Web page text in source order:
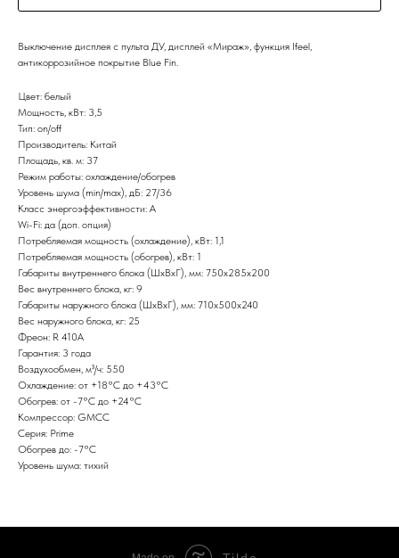
Выключение дисплея с пульта ДУ, дисплей «Мираж», функция Ifeel,
антикоррозийное покрытие Blue Fin.
Цвет: белый
Мощность, кВт: 3,5
Тип: on/off
Производитель: Китай
Площадь, кв. м: 37
Режим работы: охлаждение/обогрев
Уровень шума (min/max), дБ: 27/36
Класс энергоэффективности: А
Wi-Fi: да (доп. опция)
Потребляемая мощность (охлаждение), кВт: 1,1
Потребляемая мощность (обогрев), кВт: 1
Габариты внутреннего блока (ШxВxГ), мм: 750x285x200
Вес внутреннего блока, кг: 9
Габариты наружного блока (ШxВxГ), мм: 710х500х240
Вес наружного блока, кг: 25
Фреон: R 410A
Гарантия: 3 года
Воздухообмен, м³/ч: 550
Охлаждение: от +18°С до +43°С
Обогрев: от -7°С до +24°С
Компрессор: GMCC
Серия: Prime
Обогрев до: -7°С
Уровень шума: тихий